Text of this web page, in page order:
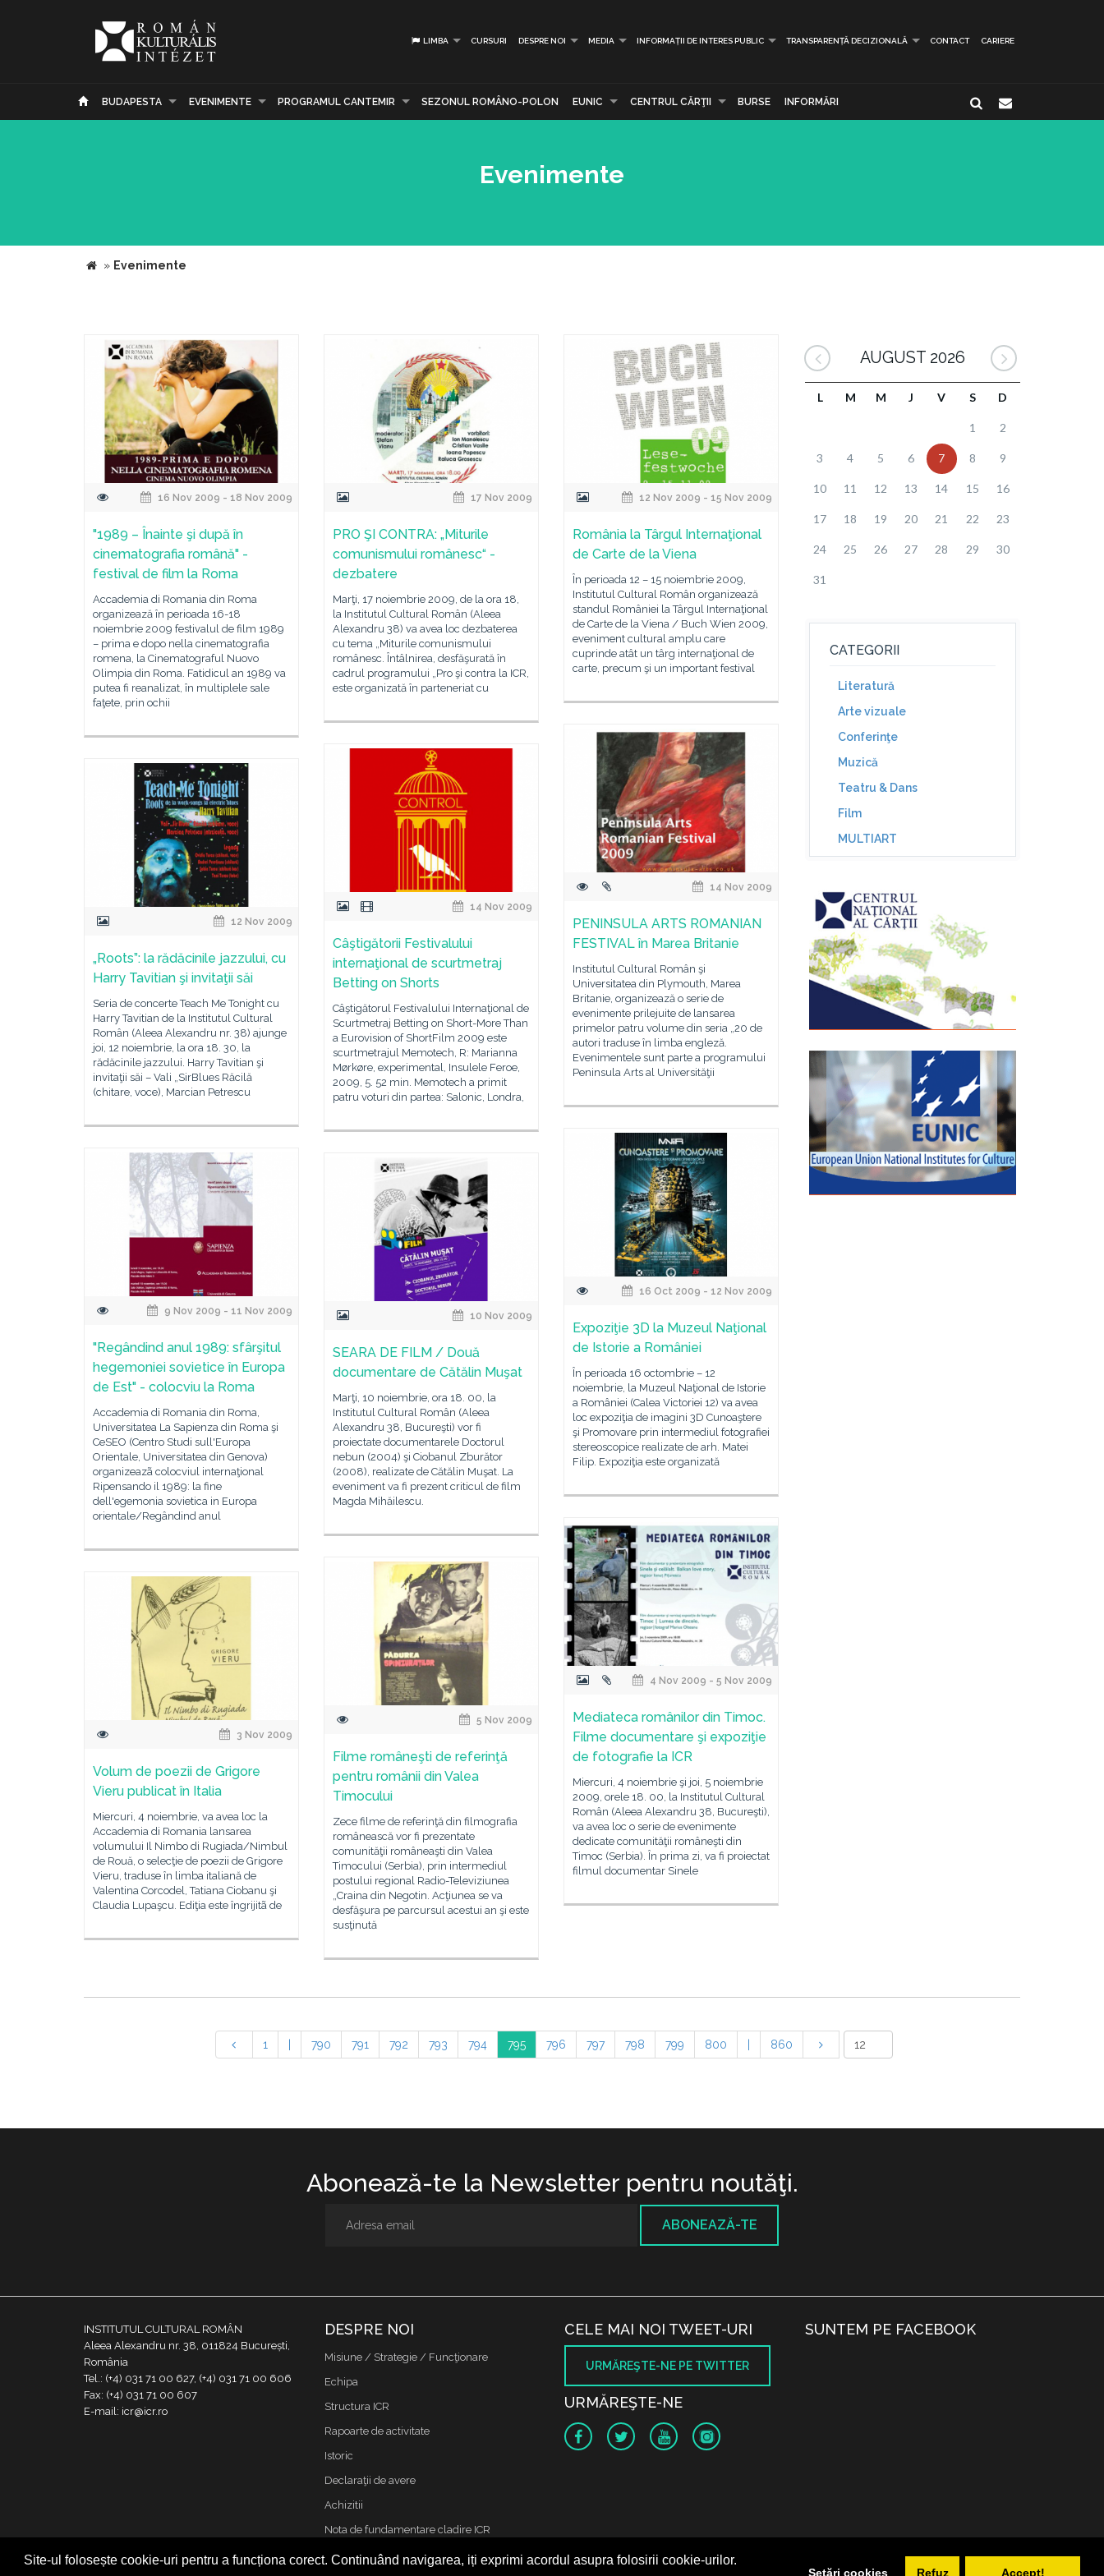
Site-ul folosește cookie-uri pentru a funcționa corect. Continuând navigarea, iți exprimi acordul asupra folosirii cookie-urilor.
Setări cookies Refuz Accept!
LIMBA CURSURI DESPRE NOI MEDIA INFORMAȚII DE INTERES PUBLIC TRANSPARENȚĂ DECIZIONALĂ CONTACT CARIERE
BUDAPESTA EVENIMENTE PROGRAMUL CANTEMIR SEZONUL ROMÂNO-POLON EUNIC CENTRUL CĂRŢII BURSE INFORMĂRI
Evenimente
» Evenimente
16 Nov 2009 - 18 Nov 2009
"1989 – Înainte şi după în
cinematografia română" -
festival de film la Roma
Accademia di Romania din Roma
organizează în perioada 16-18
noiembrie 2009 festivalul de film 1989
– prima e dopo nella cinematografia
romena, la Cinematograful Nuovo
Olimpia din Roma. Fatidicul an 1989 va
putea fi reanalizat, în multiplele sale
faţete, prin ochii
17 Nov 2009
PRO ŞI CONTRA: „Miturile
comunismului românesc“ -
dezbatere
Marţi, 17 noiembrie 2009, de la ora 18,
la Institutul Cultural Român (Aleea
Alexandru 38) va avea loc dezbaterea
cu tema „Miturile comunismului
românesc. Întâlnirea, desfăşurată în
cadrul programului „Pro şi contra la ICR,
este organizată în parteneriat cu
12 Nov 2009 - 15 Nov 2009
România la Târgul Internaţional
de Carte de la Viena
În perioada 12 – 15 noiembrie 2009,
Institutul Cultural Român organizează
standul României la Târgul Internaţional
de Carte de la Viena / Buch Wien 2009,
eveniment cultural amplu care
cuprinde atât un târg internaţional de
carte, precum şi un important festival
14 Nov 2009
PENINSULA ARTS ROMANIAN
FESTIVAL în Marea Britanie
Institutul Cultural Român şi
Universitatea din Plymouth, Marea
Britanie, organizează o serie de
evenimente prilejuite de lansarea
primelor patru volume din seria „20 de
autori traduse în limba engleză.
Evenimentele sunt parte a programului
Peninsula Arts al Universităţii
14 Nov 2009
Câştigătorii Festivalului
internaţional de scurtmetraj
Betting on Shorts
Câştigătorul Festivalului Internaţional de
Scurtmetraj Betting on Short-More Than
a Eurovision of ShortFilm 2009 este
scurtmetrajul Memotech, R: Marianna
Mørkøre, experimental, Insulele Feroe,
2009, 5. 52 min. Memotech a primit
patru voturi din partea: Salonic, Londra,
12 Nov 2009
„Roots”: la rădăcinile jazzului, cu
Harry Tavitian şi invitaţii săi
Seria de concerte Teach Me Tonight cu
Harry Tavitian de la Institutul Cultural
Român (Aleea Alexandru nr. 38) ajunge
joi, 12 noiembrie, la ora 18. 30, la
rădăcinile jazzului. Harry Tavitian şi
invitaţii săi – Vali „SirBlues Răcilă
(chitare, voce), Marcian Petrescu
16 Oct 2009 - 12 Nov 2009
Expoziţie 3D la Muzeul Naţional
de Istorie a României
În perioada 16 octombrie – 12
noiembrie, la Muzeul Naţional de Istorie
a României (Calea Victoriei 12) va avea
loc expoziţia de imagini 3D Cunoaştere
şi Promovare prin intermediul fotografiei
stereoscopice realizate de arh. Matei
Filip. Expoziţia este organizată
9 Nov 2009 - 11 Nov 2009
"Regândind anul 1989: sfârşitul
hegemoniei sovietice în Europa
de Est" - colocviu la Roma
Accademia di Romania din Roma,
Universitatea La Sapienza din Roma şi
CeSEO (Centro Studi sull'Europa
Orientale, Universitatea din Genova)
organizeazã colocviul internaţional
Ripensando il 1989: la fine
dell'egemonia sovietica in Europa
orientale/Regândind anul
10 Nov 2009
SEARA DE FILM / Două
documentare de Cătălin Muşat
Marţi, 10 noiembrie, ora 18. 00, la
Institutul Cultural Român (Aleea
Alexandru 38, Bucureşti) vor fi
proiectate documentarele Doctorul
nebun (2004) şi Ciobanul Zburător
(2008), realizate de Cătălin Muşat. La
eveniment va fi prezent criticul de film
Magda Mihăilescu.
4 Nov 2009 - 5 Nov 2009
Mediateca românilor din Timoc.
Filme documentare şi expoziţie
de fotografie la ICR
Miercuri, 4 noiembrie şi joi, 5 noiembrie
2009, orele 18. 00, la Institutul Cultural
Român (Aleea Alexandru 38, Bucureşti),
va avea loc o serie de evenimente
dedicate comunităţii româneşti din
Timoc (Serbia). În prima zi, va fi proiectat
filmul documentar Sinele
5 Nov 2009
Filme româneşti de referinţă
pentru românii din Valea
Timocului
Zece filme de referinţă din filmografia
românească vor fi prezentate
comunităţii româneaşti din Valea
Timocului (Serbia), prin intermediul
postului regional Radio-Televiziunea
„Craina din Negotin. Acţiunea se va
desfăşura pe parcursul acestui an şi este
susţinută
3 Nov 2009
Volum de poezii de Grigore
Vieru publicat în Italia
Miercuri, 4 noiembrie, va avea loc la
Accademia di Romania lansarea
volumului Il Nimbo di Rugiada/Nimbul
de Rouă, o selecţie de poezii de Grigore
Vieru, traduse în limba italiană de
Valentina Corcodel, Tatiana Ciobanu şi
Claudia Lupaşcu. Ediţia este îngrijitã de
AUGUST 2026
L M M J V S D
1 2
3 4 5 6 7 8 9
10 11 12 13 14 15 16
17 18 19 20 21 22 23
24 25 26 27 28 29 30
31
CATEGORII
Literatură
Arte vizuale
Conferinţe
Muzică
Teatru & Dans
Film
MULTIART
1 790 791 792 793 794 795 796 797 798 799 800 860
Abonează-te la Newsletter pentru noutăţi.
ABONEAZĂ-TE
INSTITUTUL CULTURAL ROMÂN
Aleea Alexandru nr. 38, 011824 București,
România
Tel.: (+4) 031 71 00 627, (+4) 031 71 00 606
Fax: (+4) 031 71 00 607
E-mail: icr@icr.ro
DESPRE NOI
Misiune / Strategie / Funcţionare
Echipa
Structura ICR
Rapoarte de activitate
Istoric
Declaraţii de avere
Achizitii
Nota de fundamentare cladire ICR
Contact
CELE MAI NOI TWEET-URI
URMĂREŞTE-NE PE TWITTER
URMĂREŞTE-NE
SUNTEM PE FACEBOOK